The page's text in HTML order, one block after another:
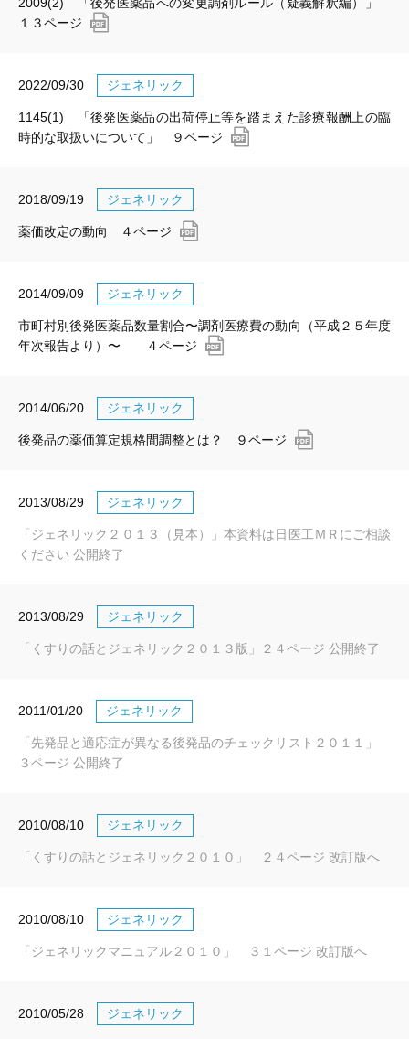
１３ページ
2022/09/30 ジェネリック
1145(1) 「後発医薬品の出荷停止等を踏まえた診療報酬上の臨
時的な取扱いについて」 ９ページ
2018/09/19 ジェネリック
薬価改定の動向 ４ページ
2014/09/09 ジェネリック
市町村別後発医薬品数量割合〜調剤医療費の動向（平成２５年度
年次報告より）〜 ４ページ
2014/06/20 ジェネリック
後発品の薬価算定規格間調整とは？ ９ページ
2013/08/29 ジェネリック
「ジェネリック２０１３（見本）」本資料は日医工ＭＲにご相談
ください 公開終了
2013/08/29 ジェネリック
「くすりの話とジェネリック２０１３版」２４ページ 公開終了
2011/01/20 ジェネリック
「先発品と適応症が異なる後発品のチェックリスト２０１１」
３ページ 公開終了
2010/08/10 ジェネリック
「くすりの話とジェネリック２０１０」 ２４ページ 改訂版へ
2010/08/10 ジェネリック
「ジェネリックマニュアル２０１０」 ３１ページ 改訂版へ
2010/05/28 ジェネリック